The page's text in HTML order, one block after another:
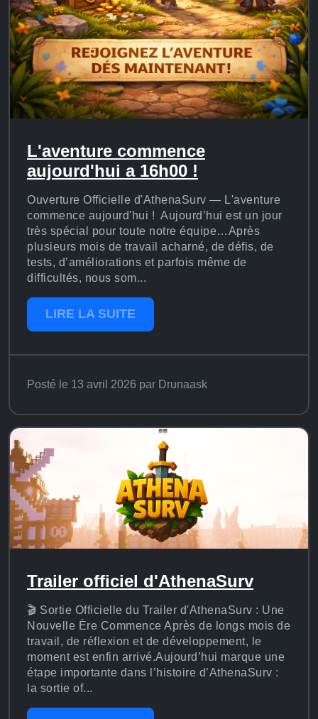
L'aventure commence
aujourd'hui a 16h00 !
Ouverture Officielle d'AthenaSurv — L'aventure
commence aujourd'hui ! Aujourd’hui est un jour
très spécial pour toute notre équipe…Après
plusieurs mois de travail acharné, de défis, de
tests, d’améliorations et parfois même de
difficultés, nous som...
LIRE LA SUITE
Posté le 13 avril 2026 par Drunaask
Trailer officiel d'AthenaSurv
🎬 Sortie Officielle du Trailer d'AthenaSurv : Une
Nouvelle Ère Commence Après de longs mois de
travail, de réflexion et de développement, le
moment est enfin arrivé.Aujourd’hui marque une
étape importante dans l’histoire d’AthenaSurv :
la sortie of...